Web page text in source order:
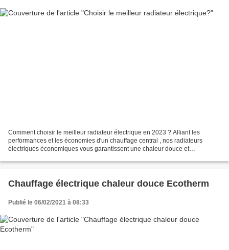
Comment choisir le meilleur radiateur électrique en 2023 ? Alliant les
performances et les économies d'un chauffage central , nos radiateurs
électriques économiques vous garantissent une chaleur douce et
Chauffage électrique chaleur douce Ecotherm
Publié le 06/02/2021 à 08:33